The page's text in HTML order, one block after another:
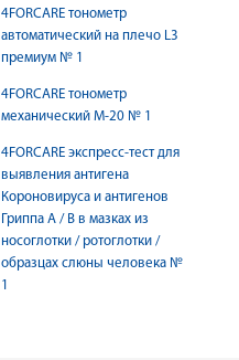
4FORCARE тонометр
автоматический на плечо L3
премиум № 1
4FORCARE тонометр
механический М-20 № 1
4FORCARE экспресс-тест для
выявления антигена
Короновируса и антигенов
Гриппа A / B в мазках из
носоглотки / ротоглотки /
образцах слюны человека №
1